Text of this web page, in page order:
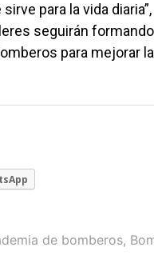
para la vida
seguirán
para mejorar
de bomberos,